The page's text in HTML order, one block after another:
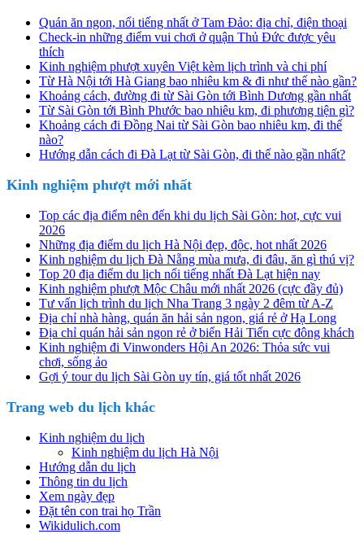
Quán ăn ngon, nổi tiếng nhất ở Tam Đảo: địa chỉ, điện thoại
Check-in những điểm vui chơi ở quận Thủ Đức được yêu
thích
Kinh nghiệm phượt xuyên Việt kèm lịch trình và chi phí
Từ Hà Nội tới Hà Giang bao nhiêu km & đi như thế nào gần?
Khoảng cách, đường đi từ Sài Gòn tới Bình Dương gần nhất
Từ Sài Gòn tới Bình Phước bao nhiêu km, đi phương tiện gì?
Khoảng cách đi Đồng Nai từ Sài Gòn bao nhiêu km, đi thế
nào?
Hướng dẫn cách đi Đà Lạt từ Sài Gòn, đi thế nào gần nhất?
Kinh nghiệm phượt mới nhất
Top các địa điểm nên đến khi du lịch Sài Gòn: hot, cực vui
2026
Những địa điểm du lịch Hà Nội đẹp, độc, hot nhất 2026
Kinh nghiệm du lịch Đà Nẵng mùa mưa, đi đâu, ăn gì thú vị?
Top 20 địa điểm du lịch nổi tiếng nhất Đà Lạt hiện nay
Kinh nghiệm phượt Mộc Châu mới nhất 2026 (cực đầy đủ)
Tư vấn lịch trình du lịch Nha Trang 3 ngày 2 đêm từ A-Z
Địa chỉ nhà hàng, quán ăn hải sản ngon, giá rẻ ở Hạ Long
Địa chỉ quán hải sản ngon rẻ ở biển Hải Tiến cực đông khách
Kinh nghiệm đi Vinwonders Hội An 2026: Thỏa sức vui
chơi, sống ảo
Gợi ý tour du lịch Sài Gòn uy tín, giá tốt nhất 2026
Trang web du lịch khác
Kinh nghiệm du lịch
Kinh nghiệm du lịch Hà Nội
Hướng dẫn du lịch
Thông tin du lịch
Xem ngày đẹp
Đặt tên con trai họ Trần
Wikidulich.com